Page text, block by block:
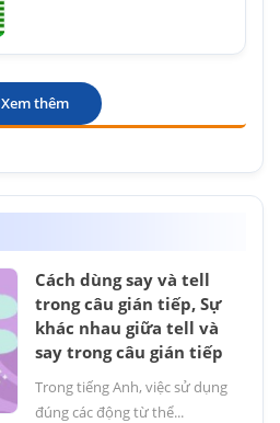
Xem thêm
Cách dùng say và tell
trong câu gián tiếp, Sự
khác nhau giữa tell và
say trong câu gián tiếp
Trong tiếng Anh, việc sử dụng
đúng các động từ thể...